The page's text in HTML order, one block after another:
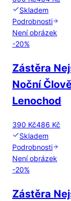
Skladem
Podrobnosti
Není obrázek
-20%
Zástěra
Noční
Lenochod
390 Kč486 Kč
Skladem
Podrobnosti
Není obrázek
-20%
Zástěra